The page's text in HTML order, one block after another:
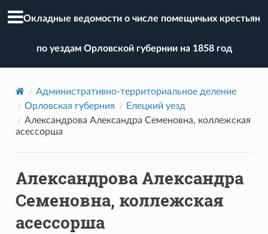
Окладные ведомости о числе помещичьих крестьян
по уездам Орловской губернии на 1858 год
Административно-территориальное деление
Орловская губерния
Елецкий уезд
Александрова Александра Семеновна, коллежская
асессорша
Александрова Александра
Семеновна, коллежская
асессорша